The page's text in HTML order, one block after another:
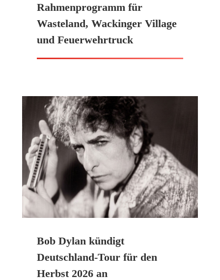
Rahmenprogramm für
Wasteland, Wackinger Village
und Feuerwehrtruck
Bob Dylan kündigt
Deutschland-Tour für den
Herbst 2026 an